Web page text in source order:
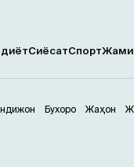
СиёсатСпорт
Бухоро Жаҳон